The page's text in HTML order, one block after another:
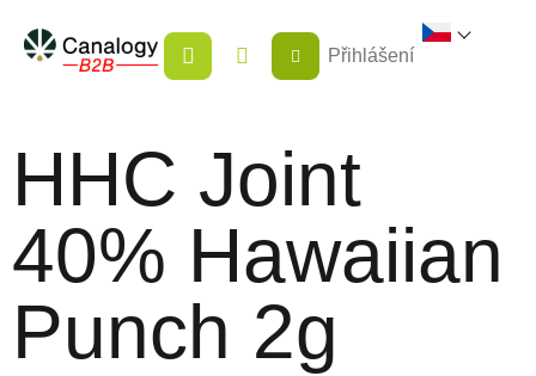
obsah
NÁKUPNÍ
KOŠÍK
Přihlášení
HHC Joint
40% Hawaiian
Punch 2g